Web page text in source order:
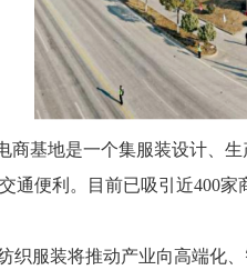
商基地是一个集服装设计、
通便利。目前已吸引近400家
织服装将推动产业向高端化